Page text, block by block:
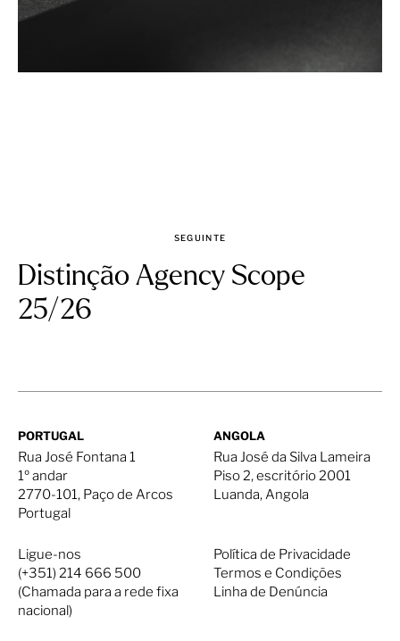
SEGUINTE
Distinção Agency Scope
25/26
PORTUGAL
Rua José Fontana 1
1º andar
2770-101, Paço de Arcos
Portugal
ANGOLA
Rua José da Silva Lameira
Piso 2, escritório 2001
Luanda, Angola
Ligue-nos
(+351) 214 666 500
(Chamada para a rede fixa
nacional)
Política de Privacidade
Termos e Condições
Linha de Denúncia